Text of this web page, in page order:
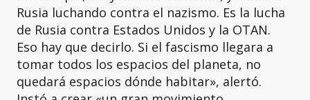
Rusia luchando contra el nazismo. Es la lucha
de Rusia contra Estados Unidos y la OTAN.
Eso hay que decirlo. Si el fascismo llegara a
tomar todos los espacios del planeta, no
quedará espacios dónde habitar», alertó.